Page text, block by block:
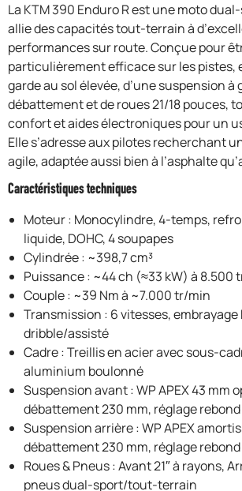
La KTM 390 Enduro R est une moto
allie des capacités tout-terrain à
performances sur route. Conçue pour
particulièrement efficace sur les pistes,
garde au sol élevée, d’une suspension à
débattement et de roues 21/18 pouces,
confort et aides électroniques pour un
Elle s’adresse aux pilotes recherchant
agile, adaptée aussi bien à l’asphalte
Caractéristiques techniques
Moteur : Monocylindre, 4-temps,
liquide, DOHC, 4 soupapes
Cylindrée : ~398,7 cm³
Puissance : ~44 ch (≈33 kW) à 8.500
Couple : ~39 Nm à ~7.000 tr/min
Transmission : 6 vitesses, embrayage
dribble/assisté
Cadre : Treillis en acier avec sous-
aluminium boulonné
Suspension avant : WP APEX 43 mm
débattement 230 mm, réglage
Suspension arrière : WP APEX
débattement 230 mm, réglage
Roues & Pneus : Avant 21″ à rayons,
pneus dual-sport/tout-terrain